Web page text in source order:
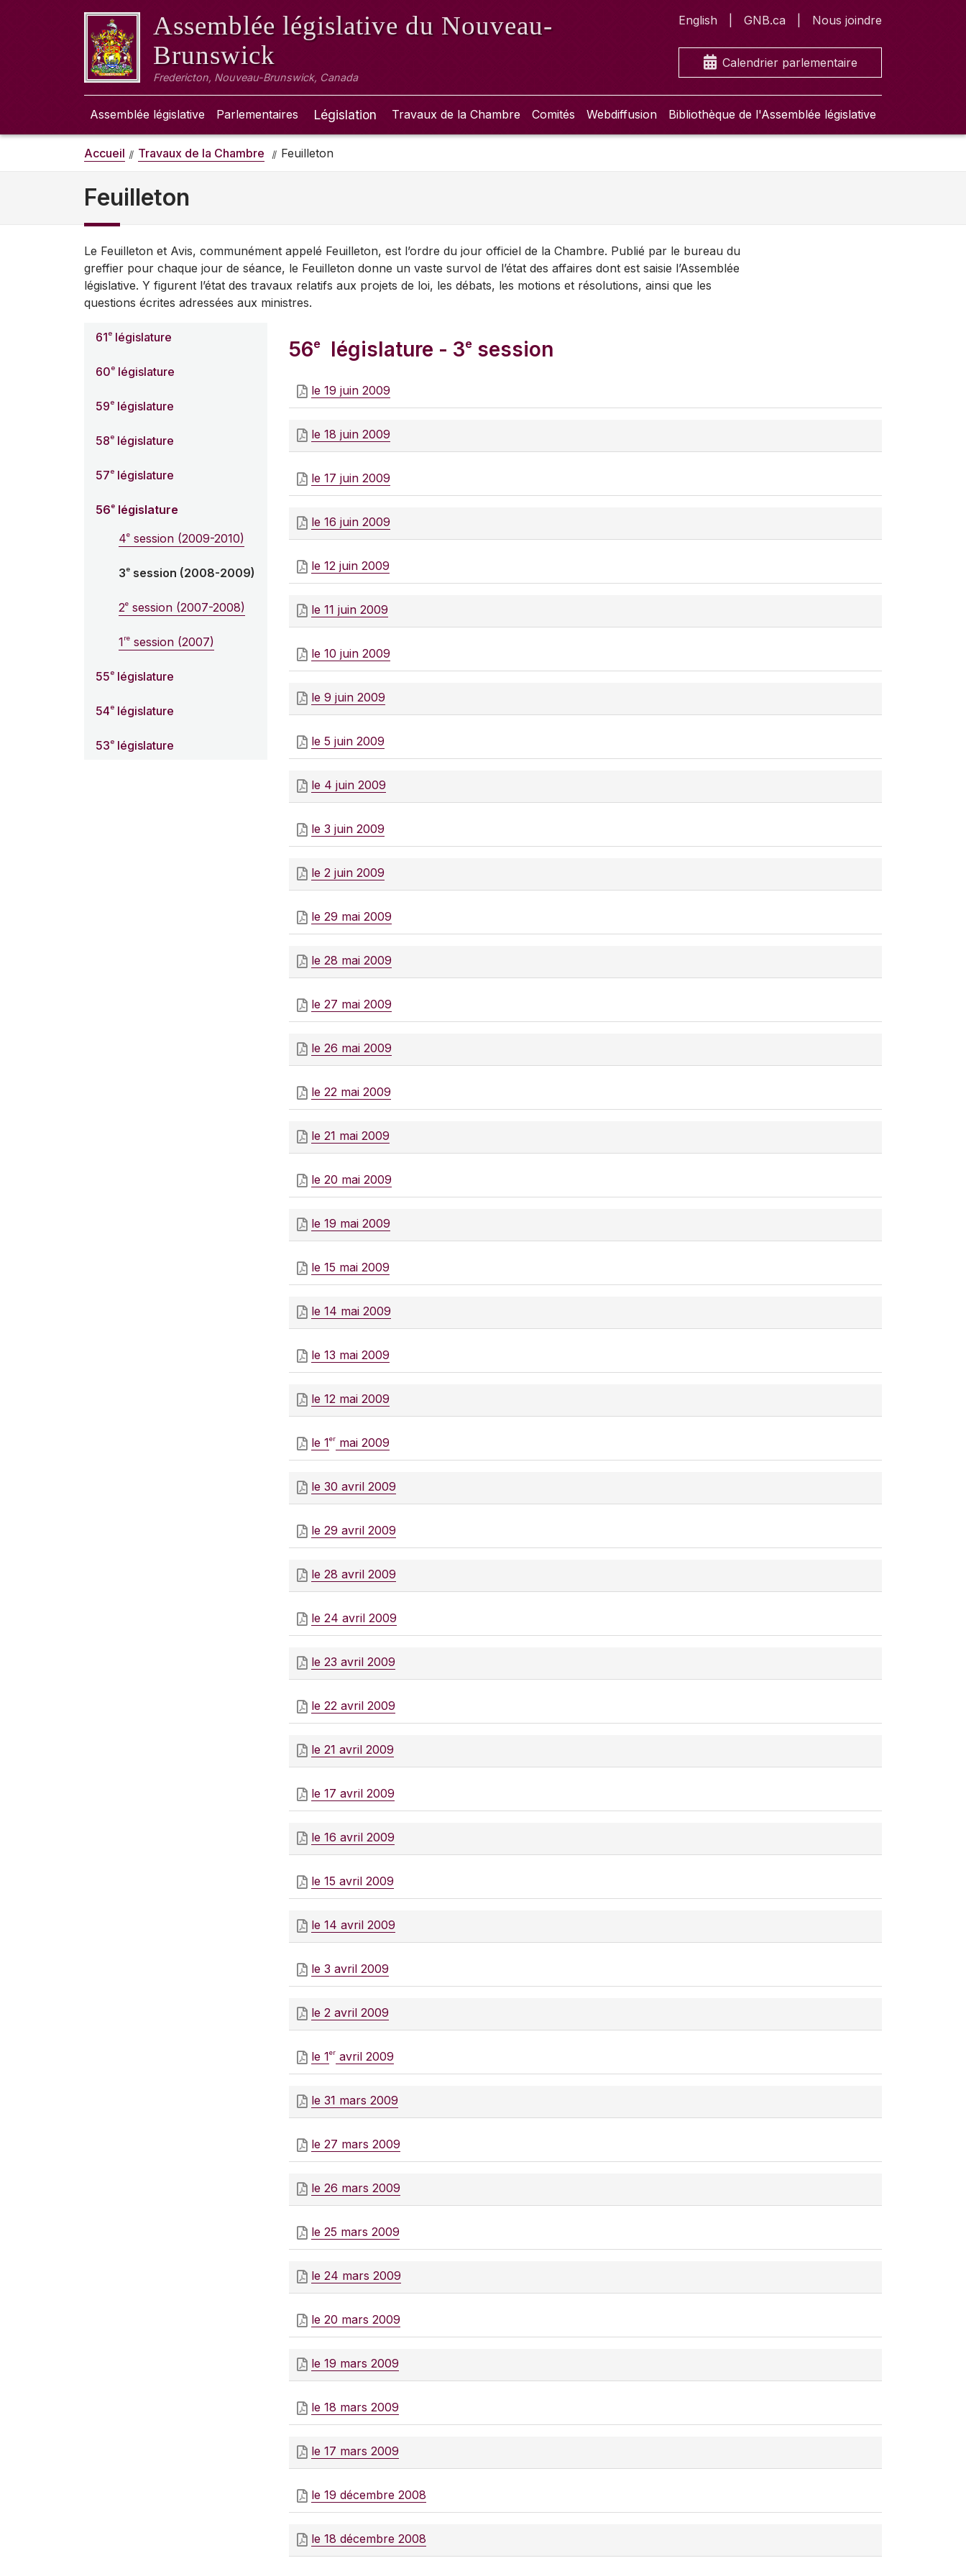
Assemblée législative du Nouveau-
Brunswick
Fredericton, Nouveau-Brunswick, Canada
English GNB.ca Nous joindre
Calendrier parlementaire
Assemblée législative Parlementaires Législation Travaux de la Chambre Comités Webdiffusion Bibliothèque de l'Assemblée législative
Accueil Travaux de la Chambre Feuilleton
Feuilleton
Le Feuilleton et Avis, communément appelé Feuilleton, est l’ordre du jour officiel de la Chambre. Publié par le bureau du
greffier pour chaque jour de séance, le Feuilleton donne un vaste survol de l’état des affaires dont est saisie l’Assemblée
législative. Y figurent l’état des travaux relatifs aux projets de loi, les débats, les motions et résolutions, ainsi que les
questions écrites adressées aux ministres.
61e législature
60e législature
59e législature
58e législature
57e législature
56e législature
4e session (2009-2010)
3e session (2008-2009)
2e session (2007-2008)
1re session (2007)
55e législature
54e législature
53e législature
56e législature - 3e session
le 19 juin 2009
le 18 juin 2009
le 17 juin 2009
le 16 juin 2009
le 12 juin 2009
le 11 juin 2009
le 10 juin 2009
le 9 juin 2009
le 5 juin 2009
le 4 juin 2009
le 3 juin 2009
le 2 juin 2009
le 29 mai 2009
le 28 mai 2009
le 27 mai 2009
le 26 mai 2009
le 22 mai 2009
le 21 mai 2009
le 20 mai 2009
le 19 mai 2009
le 15 mai 2009
le 14 mai 2009
le 13 mai 2009
le 12 mai 2009
le 1er mai 2009
le 30 avril 2009
le 29 avril 2009
le 28 avril 2009
le 24 avril 2009
le 23 avril 2009
le 22 avril 2009
le 21 avril 2009
le 17 avril 2009
le 16 avril 2009
le 15 avril 2009
le 14 avril 2009
le 3 avril 2009
le 2 avril 2009
le 1er avril 2009
le 31 mars 2009
le 27 mars 2009
le 26 mars 2009
le 25 mars 2009
le 24 mars 2009
le 20 mars 2009
le 19 mars 2009
le 18 mars 2009
le 17 mars 2009
le 19 décembre 2008
le 18 décembre 2008